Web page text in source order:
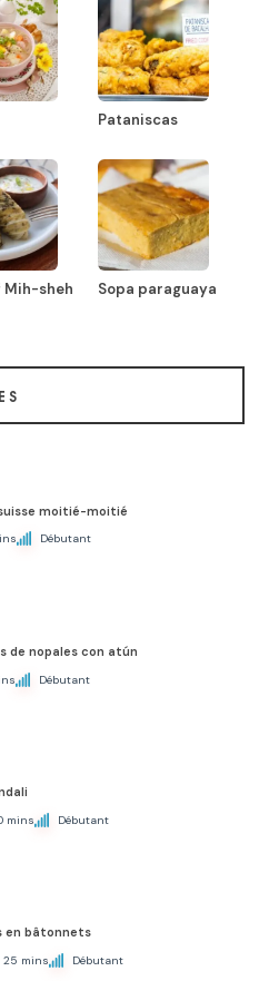
Pataniscas
Mih-sheh Sopa paraguaya
moitié-moitié
Débutant
de nopales con atún
Débutant
mins Débutant
en bâtonnets
25 mins Débutant